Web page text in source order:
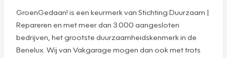
GroenGedaan! is een keurmerk van Stichting Duurzaam |
Repareren en met meer dan 3.000 aangesloten
bedrijven, het grootste duurzaamheidskenmerk in de
Benelux. Wij van Vakgarage mogen dan ook met trots